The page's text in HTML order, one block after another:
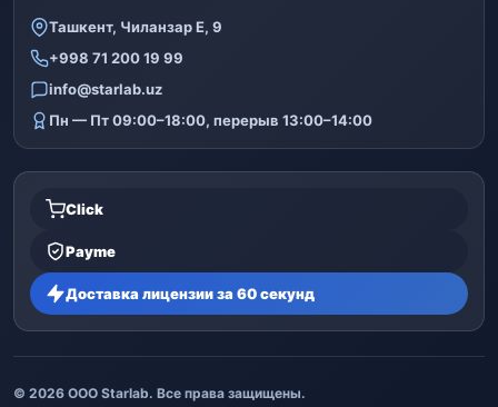
Ташкент, Чиланзар Е, 9
+998 71 200 19 99
info@starlab.uz
Пн — Пт 09:00–18:00, перерыв 13:00–14:00
Click
Payme
Доставка лицензии за 60 секунд
© 2026 ООО Starlab. Все права защищены.